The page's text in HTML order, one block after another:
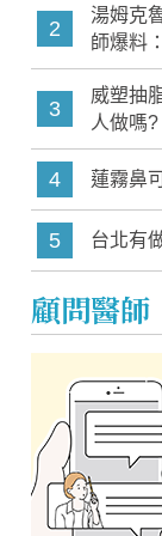
2
湯姆克
師爆料
3
威塑抽
人做嗎?
4 蓮霧鼻
5 台北有
顧問醫師